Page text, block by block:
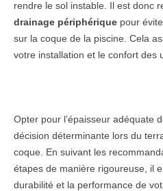
rendre le sol instable. Il est donc
drainage périphérique pour
sur la coque de la piscine. Cela
votre installation et le confort des
Opter pour l’épaisseur adéquate
décision déterminante lors du
coque. En suivant les
étapes de manière rigoureuse, il
durabilité et la performance de